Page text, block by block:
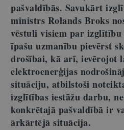
pašvaldībās. Savukārt
ministrs Rolands Broks
vēstuli visiem par
īpašu uzmanību pievērst
drošībai, kā arī, ievērojot
elektroenerģijas
situāciju, atbilstoši
izglītības iestāžu darbu,
konkrētajā pašvaldībā ir
ārkārtējā situācija.